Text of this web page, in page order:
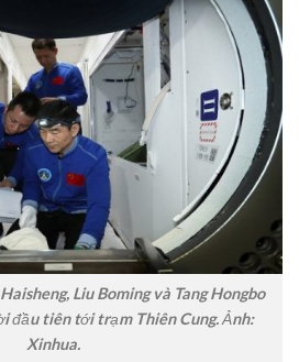
Liu Boming và Tang Hongbo
đầu tiên tới trạm Thiên Cung. Ảnh:
Xinhua.